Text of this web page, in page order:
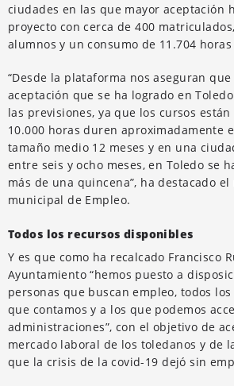
ciudades en las que mayor aceptación
proyecto con cerca de 400
alumnos y un consumo de 11.704
“Desde la plataforma nos aseguran
aceptación que se ha logrado en
las previsiones, ya que los cursos
10.000 horas duren aproximadamente
tamaño medio 12 meses y en una
entre seis y ocho meses, en Toledo se
más de una quincena”, ha destacado el
municipal de Empleo.
Todos los recursos disponibles
Y es que como ha recalcado Francisco
Ayuntamiento “hemos puesto a
personas que buscan empleo, todos
que contamos y a los que podemos
administraciones”, con el objetivo de
mercado laboral de los toledanos y de
que la crisis de la covid-19 dejó sin